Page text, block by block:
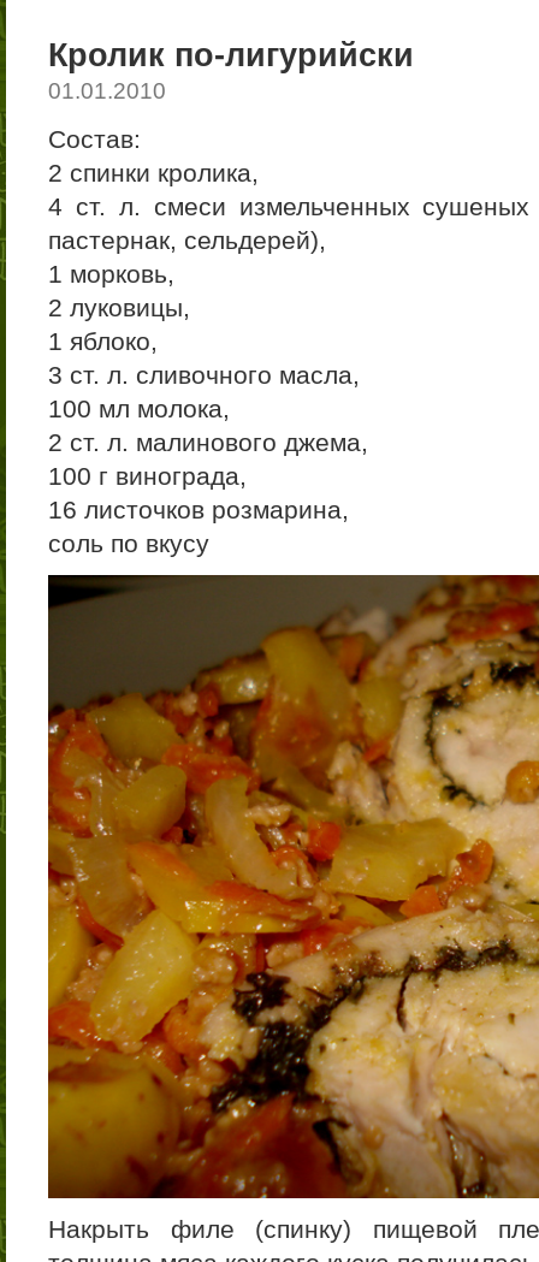
Кролик по-лигурийски
01.01.2010
Состав:
2 спинки кролика,
4 ст. л. смеси измельченных сушеных
пастернак, сельдерей),
1 морковь,
2 луковицы,
1 яблоко,
3 ст. л. сливочного масла,
100 мл молока,
2 ст. л. малинового джема,
100 г винограда,
16 листочков розмарина,
соль по вкусу
Накрыть филе (спинку) пищевой